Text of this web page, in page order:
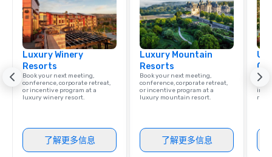
Miami, Los Angeles,
Las Vegas, Chicago,
New Orleans, we
local expertise, and
ground support to
Luxury Winery
Resorts
Book your next meeting,
conference, corporate retreat,
or incentive program at a
luxury winery resort.
了解更多信息
Luxury Mountain
Resorts
Book your next meeting,
conference, corporate retreat,
or incentive program at a
luxury mountain resort.
了解更多信息
Find